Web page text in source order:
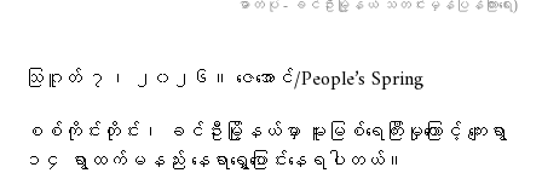
ဓာတ်ပုံ - ခင်ဦးမြို့နယ် သတင်းမှန်ပြန်ကြားရေး)
သြဂူတ် ၇၊ ၂၀၂၆။ ဇေအောင်/People’s Spring
စစ်ကိုင်းတိုင်း၊ ခင်ဦးမြို့နယ်မှာ မူးမြစ်ရေကြီးမှုကြောင့် ကျေးရွာ
၁၄ ရွာထက်မနည်း နေရာရွှေ့ပြောင်းနေရပါတယ်။